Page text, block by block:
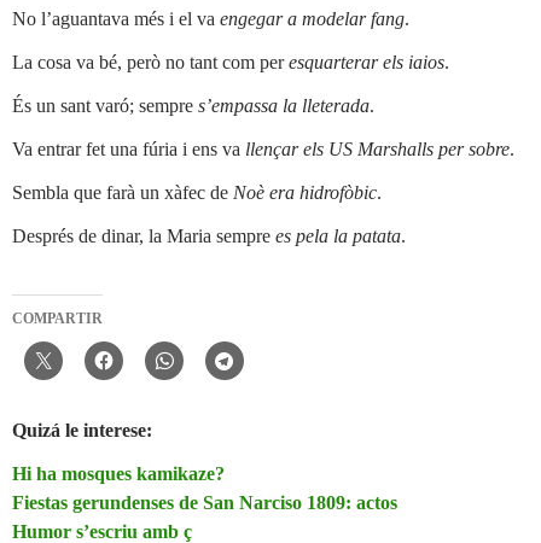
No l’aguantava més i el va engegar a modelar fang.
La cosa va bé, però no tant com peresquarterar els iaios.
És un sant varó; sempre s’empassa la lleterada.
Va entrar fet una fúria i ens va llençar els US Marshalls per sobre.
Sembla que farà un xàfec de Noè era hidrofòbic.
Després de dinar, la Maria sempre es pela la patata.
COMPARTIR
Quizá le interese:
Hi ha mosques kamikaze?
Fiestas gerundenses de San Narciso 1809: actos
Humor s’escriu amb ç